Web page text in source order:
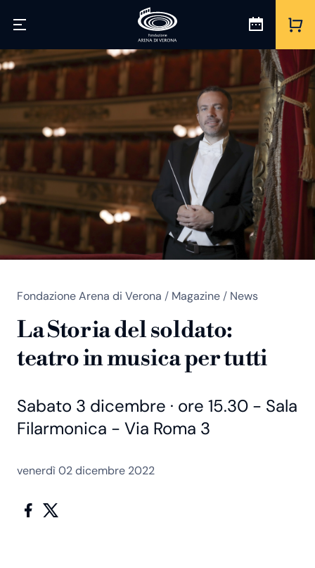
Fondazione Arena di Verona / Magazine / News
La Storia del soldato:
teatro in musica per tutti
Sabato 3 dicembre · ore 15.30 - Sala
Filarmonica - Via Roma 3
venerdì 02 dicembre 2022